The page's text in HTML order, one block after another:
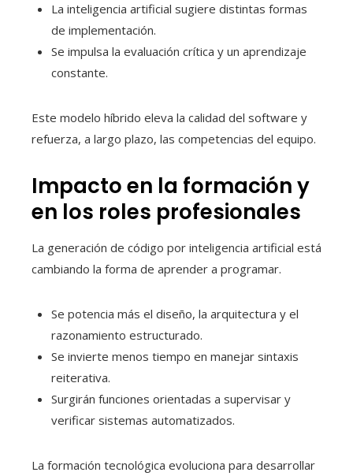
La inteligencia artificial sugiere distintas formas
de implementación.
Se impulsa la evaluación crítica y un aprendizaje
constante.
Este modelo híbrido eleva la calidad del software y
refuerza, a largo plazo, las competencias del equipo.
Impacto en la formación y
en los roles profesionales
La generación de código por inteligencia artificial está
cambiando la forma de aprender a programar.
Se potencia más el diseño, la arquitectura y el
razonamiento estructurado.
Se invierte menos tiempo en manejar sintaxis
reiterativa.
Surgirán funciones orientadas a supervisar y
verificar sistemas automatizados.
La formación tecnológica evoluciona para desarrollar